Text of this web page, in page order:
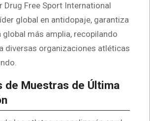
Drug Free Sport International
global en antidopaje, garantiza
global más amplia, recopilando
diversas organizaciones atléticas
de Muestras de Última